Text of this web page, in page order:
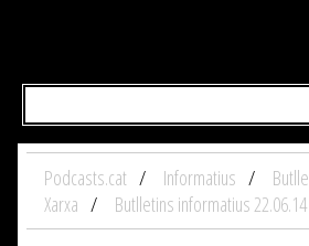
Podcasts.cat Informatius
Xarxa
Butlletins informatius